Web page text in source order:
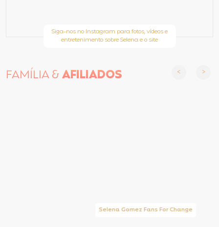
Siga-nos no Instagram para fotos, vídeos e
entretenimento sobre Selena e o site
FAMÍLIA &AFILIADOS
Selena Gomez Fans For Change